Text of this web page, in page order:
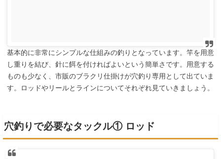
基本的に非常にシンプルな仕組みの釣りとなっています。竿を用意
し重りを結び、針に餌を付ければよいという簡単さです。用意する
ものも少なく、市販のブラクリ仕掛けが穴釣り専用として出ていま
す。ロッドやリールとラインについてそれぞれ見ていきましょう。
穴釣りで必要なタックル① ロッド